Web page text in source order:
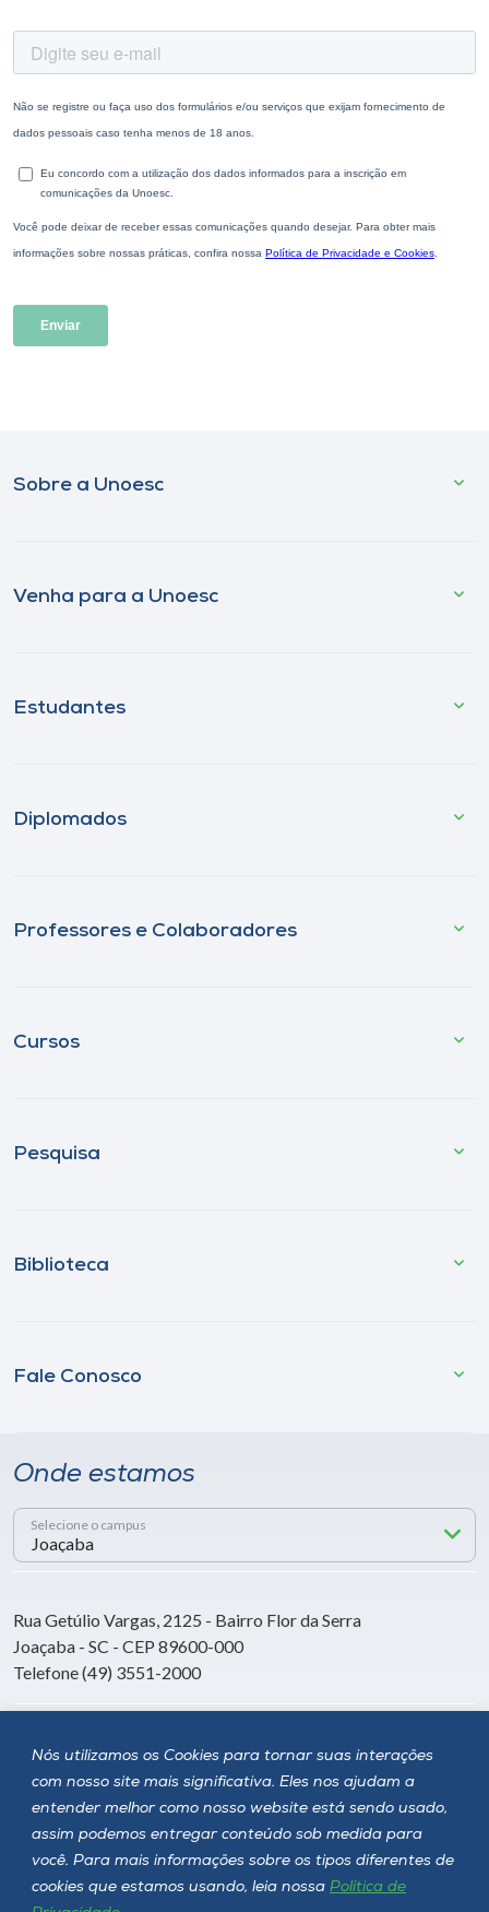
Nós utilizamos os Cookies para tornar suas interações
com nosso site mais significativa. Eles nos ajudam a
entender melhor como nosso website está sendo usado,
assim podemos entregar conteúdo sob medida para
você. Para mais informações sobre os tipos diferentes de
cookies que estamos usando, leia nossa Política de
Sobre a Unoesc
Venha para a Unoesc
Estudantes
Diplomados
Professores e Colaboradores
Cursos
Pesquisa
Biblioteca
Fale Conosco
Onde estamos
Selecione o campus
Rua Getúlio Vargas, 2125 - Bairro Flor da Serra
Joaçaba - SC - CEP 89600-000
Telefone (49) 3551-2000
Siga a Unoesc